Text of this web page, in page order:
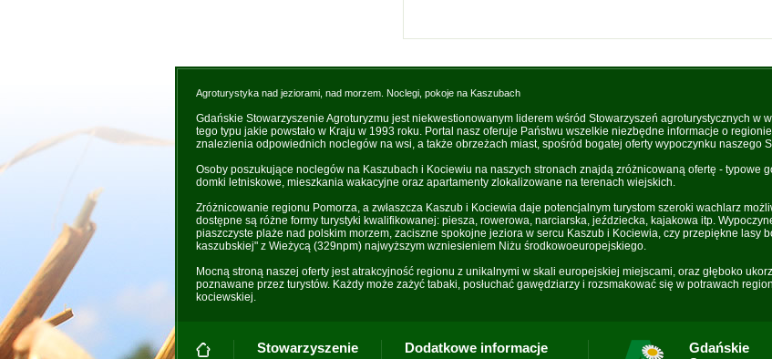
Agroturystyka nad jeziorami, nad morzem. Noclegi, pokoje na Kaszubach
Gdańskie Stowarzyszenie Agroturyzmu jest niekwestionowanym liderem wśród Stowarzyszeń agroturystycznych w
tego typu jakie powstało w Kraju w 1993 roku. Portal nasz oferuje Państwu wszelkie niezbędne informacje o
znalezienia odpowiednich noclegów na wsi, a także obrzeżach miast, spośród bogatej oferty wypoczynku naszego
Osoby poszukujące noclegów na Kaszubach i Kociewiu na naszych stronach znajdą zróżnicowaną ofertę - typowe
domki letniskowe, mieszkania wakacyjne oraz apartamenty zlokalizowane na terenach wiejskich.
Zróżnicowanie regionu Pomorza, a zwłaszcza Kaszub i Kociewia daje potencjalnym turystom szeroki wachlarz
dostępne są różne formy turystyki kwalifikowanej: piesza, rowerowa, narciarska, jeździecka, kajakowa itp.
piaszczyste plaże nad polskim morzem, zaciszne spokojne jeziora w sercu Kaszub i Kociewia, czy przepiękne lasy
kaszubskiej" z Wieżycą (329npm) najwyższym wzniesieniem Niżu środkowoeuropejskiego.
Mocną stroną naszej oferty jest atrakcyjność regionu z unikalnymi w skali europejskiej miejscami, oraz głęboko
poznawane przez turystów. Każdy może zażyć tabaki, posłuchać gawędziarzy i rozsmakować się w potrawach
kociewskiej.
Stowarzyszenie Dodatkowe informacje
Gdańskie